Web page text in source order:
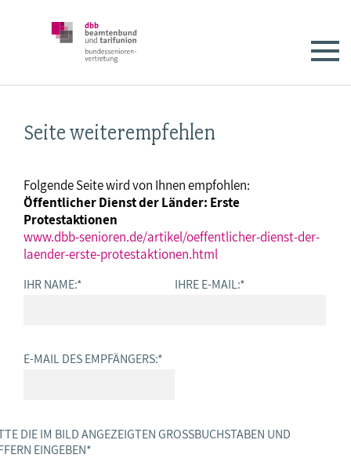
Seite weiterempfehlen
Folgende Seite wird von Ihnen empfohlen:
Öffentlicher Dienst der Länder: Erste
Protestaktionen
www.dbb-senioren.de/artikel/oeffentlicher-dienst-der-
laender-erste-protestaktionen.html
IHR NAME:* IHRE E-MAIL:*
E-MAIL DES EMPFÄNGERS:*
DIE IM BILD ANGEZEIGTEN GROSSBUCHSTABEN UND Z
EINGEBEN *